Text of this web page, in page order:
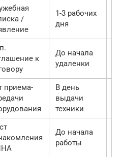
/
1-3 рабочих
дня
к
До начала
удаленки
приема-
В день
выдачи
техники
До начала
работы